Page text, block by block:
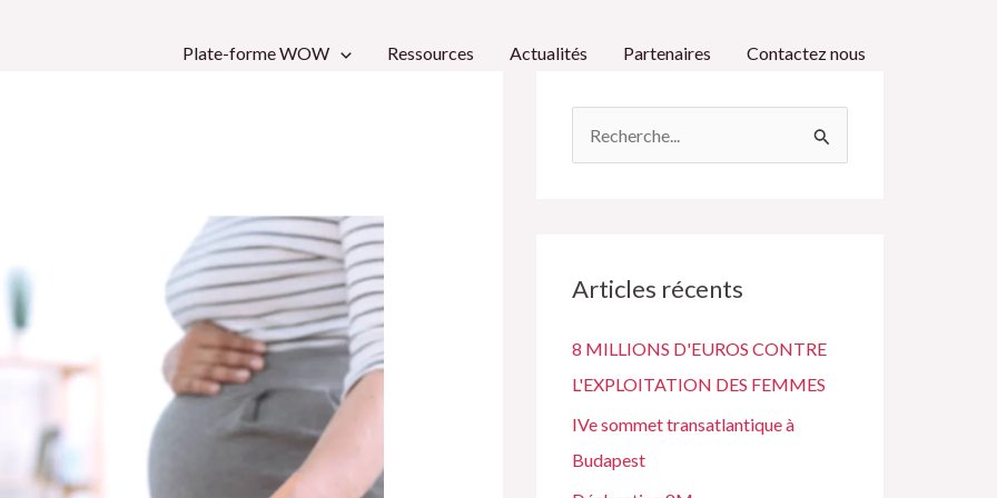
Plate-forme WOW Ressources Actualités Partenaires Contactez nous
e
c
h
e
r
Articles récents
8 MILLIONS D'EUROS CONTRE
L'EXPLOITATION DES FEMMES
IVe sommet transatlantique à
Budapest